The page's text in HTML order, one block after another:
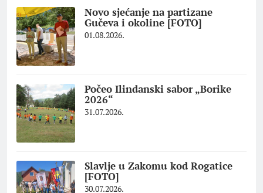
Novo sjećanje na partizane
Gučeva i okoline [FOTO]
01.08.2026.
Počeo Ilindanski sabor „Borike
2026“
31.07.2026.
Slavlje u Zakomu kod Rogatice
[FOTO]
30.07.2026.